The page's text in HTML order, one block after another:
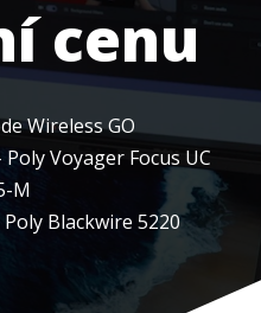
cenu
Wireless GO
Poly Voyager Focus UC
M
Poly Blackwire 5220